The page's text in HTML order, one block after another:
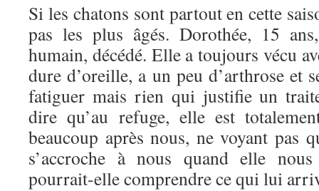
Si les chatons sont partout en cette
pas les plus âgés. Dorothée, 15
humain, décédé. Elle a toujours vécu
dure d’oreille, a un peu d’arthrose et
fatiguer mais rien qui justifie un
dire qu’au refuge, elle est
beaucoup après nous, ne voyant pas
s’accroche à nous quand elle
pourrait-elle comprendre ce qui lui